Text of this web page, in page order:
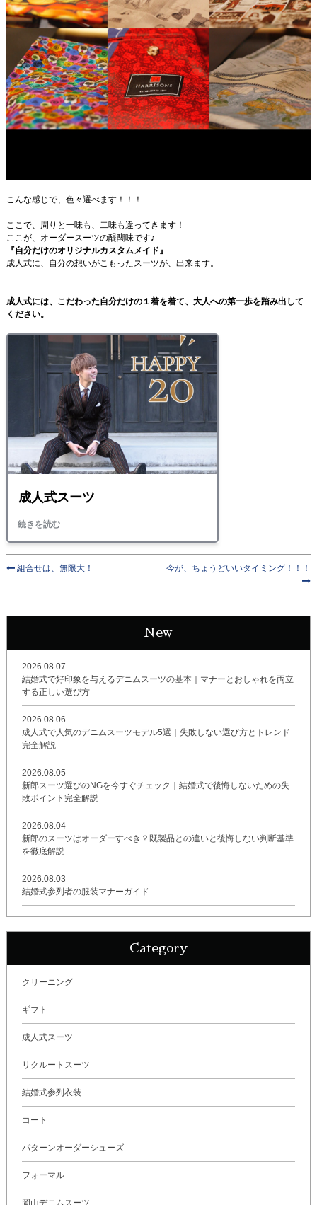
こんな感じで、色々選べます！！！
ここで、周りと一味も、二味も違ってきます！
ここが、オーダースーツの醍醐味です♪
『自分だけのオリジナルカスタムメイド』
成人式に、自分の想いがこもったスーツが、出来ます。
成人式には、こだわった自分だけの１着を着て、大人への第一歩を踏み出して
ください。
組合せは、無限大！ 今が、ちょうどいいタイミング！！！
New
2026.08.07
結婚式で好印象を与えるデニムスーツの基本｜マナーとおしゃれを両立
する正しい選び方
2026.08.06
成人式で人気のデニムスーツモデル5選｜失敗しない選び方とトレンド
完全解説
2026.08.05
新郎スーツ選びのNGを今すぐチェック｜結婚式で後悔しないための失
敗ポイント完全解説
2026.08.04
新郎のスーツはオーダーすべき？既製品との違いと後悔しない判断基準
を徹底解説
2026.08.03
結婚式参列者の服装マナーガイド
Category
クリーニング
ギフト
成人式スーツ
リクルートスーツ
結婚式参列衣装
コート
パターンオーダーシューズ
フォーマル
岡山デニムスーツ